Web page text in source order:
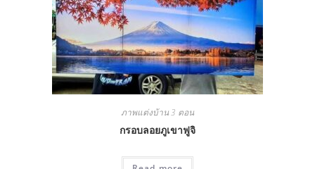
ภาพแต่งบ้าน 3 ตอน
กรอบลอยภูเขาฟูจิ